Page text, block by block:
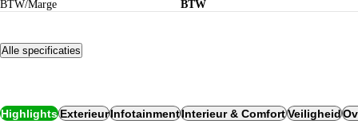
BTW/Marge
BTW
Alle specificaties
HighlightsExterieurInfotainmentInterieur & ComfortVeiligheid